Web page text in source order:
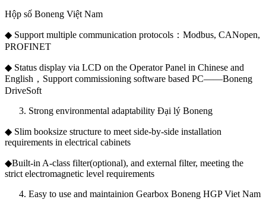
Hộp số Boneng Việt Nam
◆ Support multiple communication protocols：Modbus, CANopen,
PROFINET
◆ Status display via LCD on the Operator Panel in Chinese and
English，Support commissioning software based PC——Boneng
DriveSoft
Strong environmental adaptability Đại lý Boneng
◆ Slim booksize structure to meet side-by-side installation
requirements in electrical cabinets
◆Built-in A-class filter(optional), and external filter, meeting the
strict electromagnetic level requirements
Easy to use and maintainion Gearbox Boneng HGP Viet Nam